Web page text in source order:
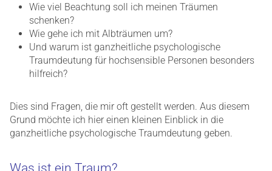
Wie viel Beachtung soll ich meinen Träumen
schenken?
Wie gehe ich mit Albträumen um?
Und warum ist ganzheitliche psychologische
Traumdeutung für hochsensible Personen besonders
hilfreich?
Dies sind Fragen, die mir oft gestellt werden. Aus diesem
Grund möchte ich hier einen kleinen Einblick in die
ganzheitliche psychologische Traumdeutung geben.
Was ist ein Traum?